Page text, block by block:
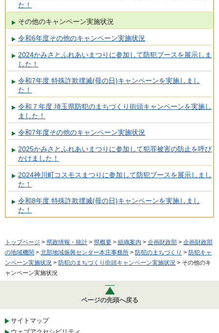
た！
その他のキャンペーン実施状況
令和6年度その他のキャンペーン実施状況
2024かみさとふれあいまつりに参加して防犯ブースを展示しま
した！
令和7年度 特殊詐欺撲滅(母の日)キャンペーンを実施しまし
た！
令和７年度 埼玉県防犯のまちづくり街頭キャンペーンを実施し
ました！
令和7年度その他のキャンペーン実施状況
2025かみさとふれあいまつりに参加して犯罪被害の防止を呼び
かけました！
2024神川町コスモスまつりに参加して防犯ブースを展示しまし
た！
令和8年度 特殊詐欺撲滅(母の日)キャンペーンを実施しまし
た！
トップページ > 県政情報・統計 > 県概要 > 組織案内 > 企画財政部 > 企画財政部
の地域機関 > 北部地域振興センター本庄事務所 > 防犯のまちづくり > 防犯キャ
ンペーン実施状況 > 防犯のまちづくり街頭キャンペーン実施状況 > その他のキ
ャンペーン実施状況
ページの先頭へ戻る
サイトマップ